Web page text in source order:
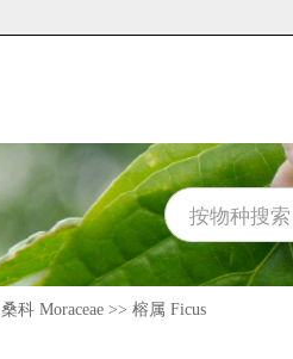
桑科 Moraceae >> 榕属 Ficus